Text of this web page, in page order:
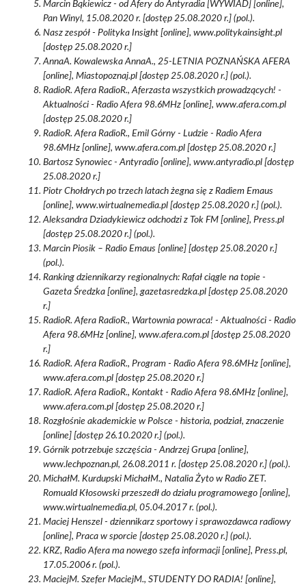
Marcin Bąkiewicz - od Afery do Antyradia [WYWIAD] [online],
Pan Winyl, 15.08.2020 r. [dostęp 25.08.2020 r.] (pol.).
Nasz zespół - Polityka Insight [online], www.politykainsight.pl
[dostęp 25.08.2020 r.]
AnnaA. Kowalewska AnnaA., 25-LETNIA POZNAŃSKA AFERA
[online], Miastopoznaj.pl [dostęp 25.08.2020 r.] (pol.).
RadioR. Afera RadioR., Aferzasta wszystkich prowadzących! -
Aktualności - Radio Afera 98.6MHz [online], www.afera.com.pl
[dostęp 25.08.2020 r.]
RadioR. Afera RadioR., Emil Górny - Ludzie - Radio Afera
98.6MHz [online], www.afera.com.pl [dostęp 25.08.2020 r.]
Bartosz Synowiec - Antyradio [online], www.antyradio.pl [dostęp
25.08.2020 r.]
Piotr Chołdrych po trzech latach żegna się z Radiem Emaus
[online], www.wirtualnemedia.pl [dostęp 25.08.2020 r.] (pol.).
Aleksandra Dziadykiewicz odchodzi z Tok FM [online], Press.pl
[dostęp 25.08.2020 r.] (pol.).
Marcin Piosik – Radio Emaus [online] [dostęp 25.08.2020 r.]
(pol.).
Ranking dziennikarzy regionalnych: Rafał ciągle na topie -
Gazeta Średzka [online], gazetasredzka.pl [dostęp 25.08.2020
r.]
RadioR. Afera RadioR., Wartownia powraca! - Aktualności - Radio
Afera 98.6MHz [online], www.afera.com.pl [dostęp 25.08.2020
r.]
RadioR. Afera RadioR., Program - Radio Afera 98.6MHz [online],
www.afera.com.pl [dostęp 25.08.2020 r.]
RadioR. Afera RadioR., Kontakt - Radio Afera 98.6MHz [online],
www.afera.com.pl [dostęp 25.08.2020 r.]
Rozgłośnie akademickie w Polsce - historia, podział, znaczenie
[online] [dostęp 26.10.2020 r.] (pol.).
Górnik potrzebuje szczęścia - Andrzej Grupa [online],
www.lechpoznan.pl, 26.08.2011 r. [dostęp 25.08.2020 r.] (pol.).
MichałM. Kurdupski MichałM., Natalia Żyto w Radio ZET.
Romuald Kłosowski przeszedł do działu programowego [online],
www.wirtualnemedia.pl, 05.04.2017 r. (pol.).
Maciej Henszel - dziennikarz sportowy i sprawozdawca radiowy
[online], Praca w sporcie [dostęp 25.08.2020 r.] (pol.).
KRZ, Radio Afera ma nowego szefa informacji [online], Press.pl,
17.05.2006 r. (pol.).
MaciejM. Szefer MaciejM., STUDENTY DO RADIA! [online],